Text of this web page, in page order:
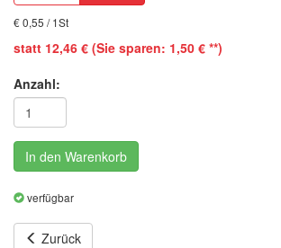
€ 0,55 / 1St
statt 12,46 € (Sie sparen: 1,50 € **)
Anzahl:
In den Warenkorb
verfügbar
Zurück